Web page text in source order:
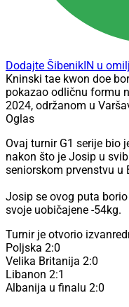
Dodajte ŠibenikIN u
Kninski tae kwon doe
pokazao odličnu formu
2024, održanom u
Oglas
Ovaj turnir G1 serije bio
nakon što je Josip u
seniorskom prvenstvu u
Josip se ovog puta
svoje uobičajene -54kg.
Turnir je otvorio
Poljska 2:0
Velika Britanija 2:0
Libanon 2:1
Albanija u finalu 2:0